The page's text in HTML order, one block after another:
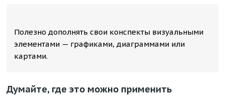
Полезно дополнять свои конспекты визуальными
элементами — графиками, диаграммами или
картами.
Думайте, где это можно применить